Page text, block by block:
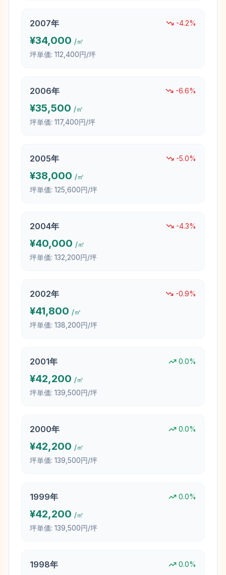
2007年 -4.2%
¥34,000 /㎡
坪単価: 112,400円/坪
2006年 -6.6%
¥35,500 /㎡
坪単価: 117,400円/坪
2005年 -5.0%
¥38,000 /㎡
坪単価: 125,600円/坪
2004年 -4.3%
¥40,000 /㎡
坪単価: 132,200円/坪
2002年 -0.9%
¥41,800 /㎡
坪単価: 138,200円/坪
2001年 0.0%
¥42,200 /㎡
坪単価: 139,500円/坪
2000年 0.0%
¥42,200 /㎡
坪単価: 139,500円/坪
1999年 0.0%
¥42,200 /㎡
坪単価: 139,500円/坪
1998年 0.0%